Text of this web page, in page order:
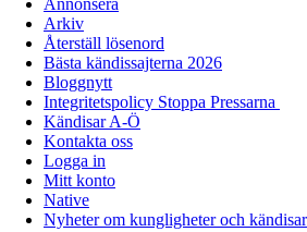
Annonsera
Arkiv
Återställ lösenord
Bästa kändissajterna 2026
Bloggnytt
Integritetspolicy Stoppa Pressarna
Kändisar A-Ö
Kontakta oss
Logga in
Mitt konto
Native
Nyheter om kungligheter och kändisar